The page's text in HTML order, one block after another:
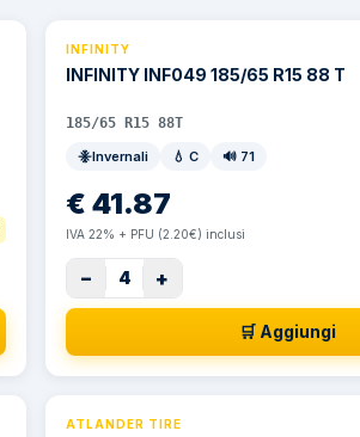
INFINITY
INFINITY INF049 185/65 R15 88 T
185/65 R15 88T
Invernali
💧 C 🔊 71
€ 41.87
IVA 22% + PFU (2.20€) inclusi
− 4 +
🛒 Aggiungi
ATLANDER TIRE